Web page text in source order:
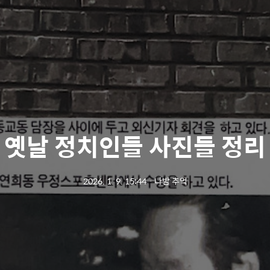
옛날 정치인들 사진들 정리
2026. 1. 9. 15:44ㆍ나밤 추억